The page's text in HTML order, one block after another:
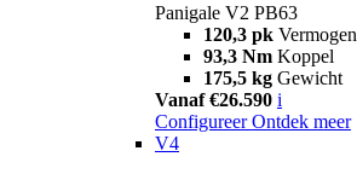
Panigale V2 PB63
120,3 pk Vermogen
93,3 Nm Koppel
175,5 kg Gewicht
Vanaf €26.590 i
Configureer Ontdek meer
V4